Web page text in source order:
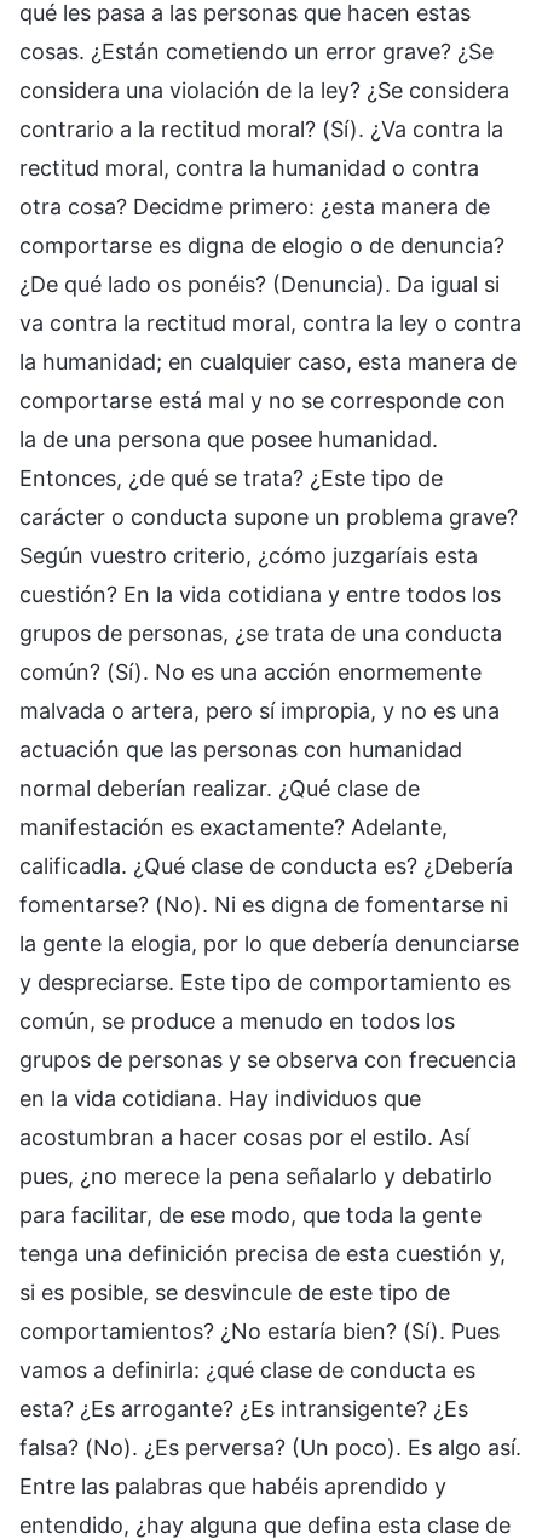
qué les pasa a las personas que hacen estas
cosas. ¿Están cometiendo un error grave? ¿Se
considera una violación de la ley? ¿Se considera
contrario a la rectitud moral? (Sí). ¿Va contra la
rectitud moral, contra la humanidad o contra
otra cosa? Decidme primero: ¿esta manera de
comportarse es digna de elogio o de denuncia?
¿De qué lado os ponéis? (Denuncia). Da igual si
va contra la rectitud moral, contra la ley o contra
la humanidad; en cualquier caso, esta manera de
comportarse está mal y no se corresponde con
la de una persona que posee humanidad.
Entonces, ¿de qué se trata? ¿Este tipo de
carácter o conducta supone un problema grave?
Según vuestro criterio, ¿cómo juzgaríais esta
cuestión? En la vida cotidiana y entre todos los
grupos de personas, ¿se trata de una conducta
común? (Sí). No es una acción enormemente
malvada o artera, pero sí impropia, y no es una
actuación que las personas con humanidad
normal deberían realizar. ¿Qué clase de
manifestación es exactamente? Adelante,
calificadla. ¿Qué clase de conducta es? ¿Debería
fomentarse? (No). Ni es digna de fomentarse ni
la gente la elogia, por lo que debería denunciarse
y despreciarse. Este tipo de comportamiento es
común, se produce a menudo en todos los
grupos de personas y se observa con frecuencia
en la vida cotidiana. Hay individuos que
acostumbran a hacer cosas por el estilo. Así
pues, ¿no merece la pena señalarlo y debatirlo
para facilitar, de ese modo, que toda la gente
tenga una definición precisa de esta cuestión y,
si es posible, se desvincule de este tipo de
comportamientos? ¿No estaría bien? (Sí). Pues
vamos a definirla: ¿qué clase de conducta es
esta? ¿Es arrogante? ¿Es intransigente? ¿Es
falsa? (No). ¿Es perversa? (Un poco). Es algo así.
Entre las palabras que habéis aprendido y
entendido, ¿hay alguna que defina esta clase de